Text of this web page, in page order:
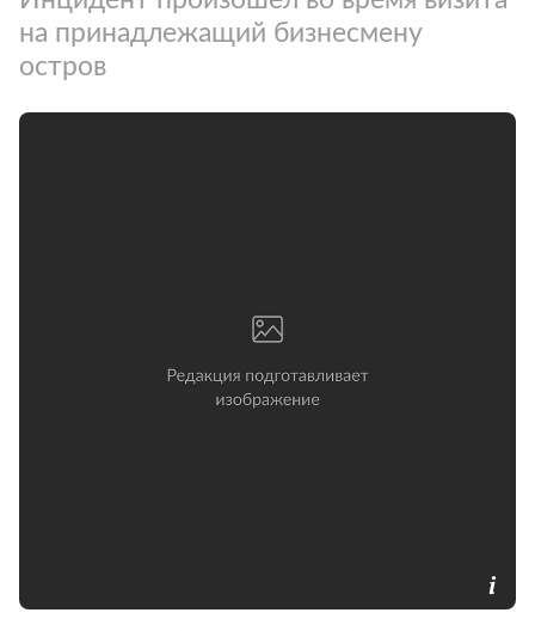
на принадлежащий бизнесмену
остров